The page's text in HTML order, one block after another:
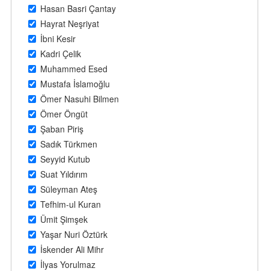
Hasan Basri Çantay
Hayrat Neşriyat
İbni Kesir
Kadri Çelik
Muhammed Esed
Mustafa İslamoğlu
Ömer Nasuhi Bilmen
Ömer Öngüt
Şaban Piriş
Sadık Türkmen
Seyyid Kutub
Suat Yıldırım
Süleyman Ateş
Tefhim-ul Kuran
Ümit Şimşek
Yaşar Nuri Öztürk
İskender Ali Mihr
İlyas Yorulmaz